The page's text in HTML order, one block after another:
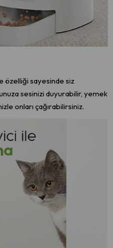
özelliği sayesinde siz
sesinizi duyurabilir, yemek
onları çağırabilirsiniz.